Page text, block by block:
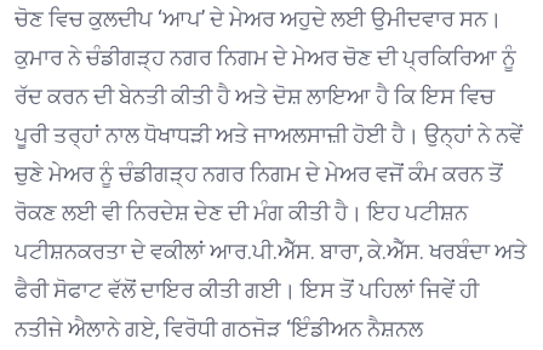
ਚੋਣ ਵਿਚ ਕੁਲਦੀਪ ‘ਆਪ’ ਦੇ ਮੇਅਰ ਅਹੁਦੇ ਲਈ ਉਮੀਦਵਾਰ ਸਨ।
ਕੁਮਾਰ ਨੇ ਚੰਡੀਗੜ੍ਹ ਨਗਰ ਨਿਗਮ ਦੇ ਮੇਅਰ ਚੋਣ ਦੀ ਪ੍ਰਕਿਰਿਆ ਨੂੰ
ਰੱਦ ਕਰਨ ਦੀ ਬੇਨਤੀ ਕੀਤੀ ਹੈ ਅਤੇ ਦੋਸ਼ ਲਾਇਆ ਹੈ ਕਿ ਇਸ ਵਿਚ
ਪੂਰੀ ਤਰ੍ਹਾਂ ਨਾਲ ਧੋਖਾਧੜੀ ਅਤੇ ਜਾਅਲਸਾਜ਼ੀ ਹੋਈ ਹੈ। ਉਨ੍ਹਾਂ ਨੇ ਨਵੇਂ
ਚੁਣੇ ਮੇਅਰ ਨੂੰ ਚੰਡੀਗੜ੍ਹ ਨਗਰ ਨਿਗਮ ਦੇ ਮੇਅਰ ਵਜੋਂ ਕੰਮ ਕਰਨ ਤੋਂ
ਰੋਕਣ ਲਈ ਵੀ ਨਿਰਦੇਸ਼ ਦੇਣ ਦੀ ਮੰਗ ਕੀਤੀ ਹੈ। ਇਹ ਪਟੀਸ਼ਨ
ਪਟੀਸ਼ਨਕਰਤਾ ਦੇ ਵਕੀਲਾਂ ਆਰ.ਪੀ.ਐੱਸ. ਬਾਰਾ, ਕੇ.ਐੱਸ. ਖਰਬੰਦਾ ਅਤੇ
ਫੈਰੀ ਸੋਫਾਟ ਵੱਲੋਂ ਦਾਇਰ ਕੀਤੀ ਗਈ। ਇਸ ਤੋਂ ਪਹਿਲਾਂ ਜਿਵੇਂ ਹੀ
ਨਤੀਜੇ ਐਲਾਨੇ ਗਏ, ਵਿਰੋਧੀ ਗਠਜੋੜ ‘ਇੰਡੀਅਨ ਨੈਸ਼ਨਲ